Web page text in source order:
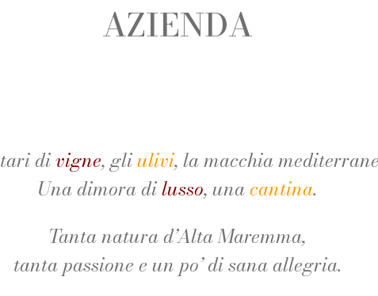
AZIENDA
divigne, gliulivi, la macchia
Una dimora dilusso, unacantina.
Tanta natura d’Alta Maremma,
tanta passione e un po’ di sana allegria.